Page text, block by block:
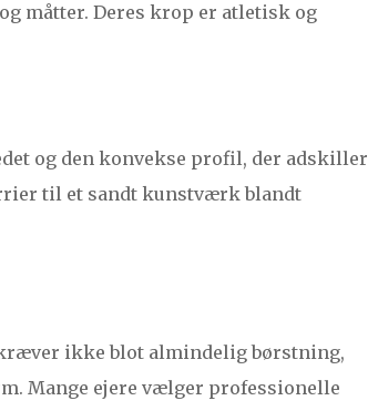
måtter. Deres krop er atletisk og
og den konvekse profil, der adskiller
til et sandt kunstværk blandt
ikke blot almindelig børstning,
Mange ejere vælger professionelle